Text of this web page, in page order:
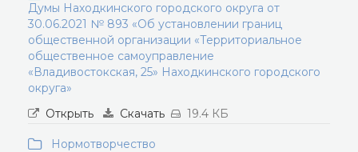
Думы Находкинского городского округа от
30.06.2021 № 893 «Об установлении границ
общественной организации «Территориальное
общественное самоуправление
«Владивостокская, 25» Находкинского городского
округа»
Открыть
Скачать 19.4 КБ
Нормотворчество